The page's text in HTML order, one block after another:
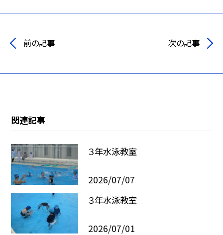
前の記事 次の記事
関連記事
３年水泳教室
2026/07/07
３年水泳教室
2026/07/01